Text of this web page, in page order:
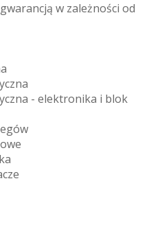
w zależności od
- elektronika i blok